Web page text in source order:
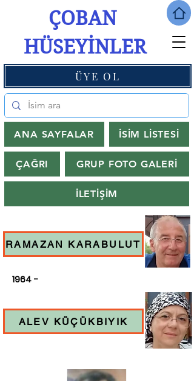
ÇOBAN
HÜSEYİNLER
ANA SAYFALAR İSİM LİSTESİ
ÇAĞRI GRUP FOTO GALERİ
İLETİŞİM
ÜYE OL
RAMAZAN KARABULUT
1964 -
ALEV KÜÇÜKBIYIK